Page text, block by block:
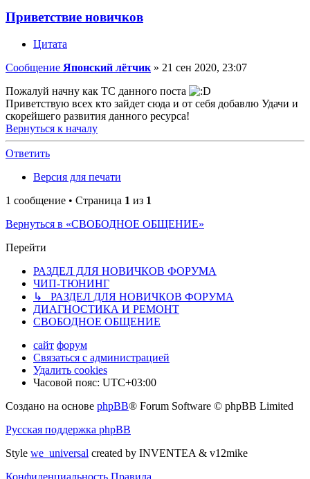
Приветствие новичков
Цитата
Сообщение Японский лётчик » 21 сен 2020, 23:07
Пожалуй начну как ТС данного поста
Приветствую всех кто зайдет сюда и от себя добавлю Удачи и
скорейшего развития данного ресурса!
Вернуться к началу
Ответить
Версия для печати
1 сообщение • Страница 1 из 1
Вернуться в «СВОБОДНОЕ ОБЩЕНИЕ»
Перейти
РАЗДЕЛ ДЛЯ НОВИЧКОВ ФОРУМА
ЧИП-ТЮНИНГ
↳ РАЗДЕЛ ДЛЯ НОВИЧКОВ ФОРУМА
ДИАГНОСТИКА И РЕМОНТ
СВОБОДНОЕ ОБЩЕНИЕ
сайт форум
Связаться с администрацией
Удалить cookies
Часовой пояс: UTC+03:00
Создано на основе phpBB® Forum Software © phpBB Limited
Русская поддержка phpBB
Style we_universal created by INVENTEA & v12mike
Конфиденциальность Правила